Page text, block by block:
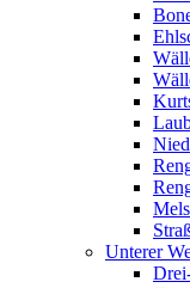
Unterer